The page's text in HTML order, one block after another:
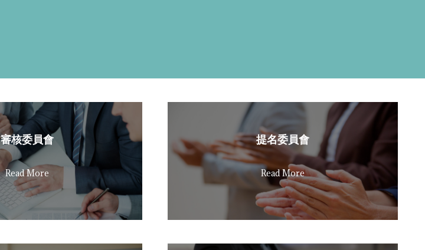
審核委員會
Read More
提名委員會
Read More